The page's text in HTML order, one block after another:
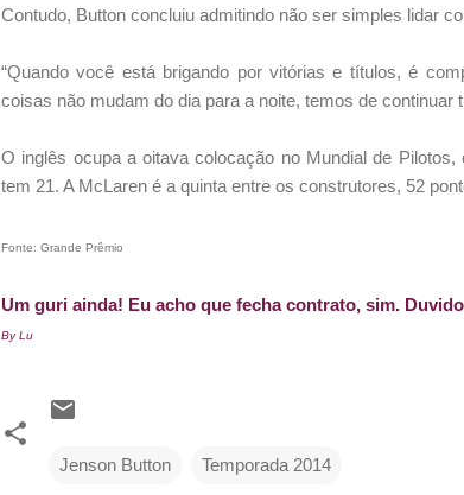
Contudo, Button concluiu admitindo não ser simples lidar
“Quando você está brigando por vitórias e títulos, é
coisas não mudam do dia para a noite, temos de continuar
O inglês ocupa a oitava colocação no Mundial de
tem 21. A McLaren é a quinta entre os construtores, 52
Fonte: Grande Prêmio
Um guri ainda! Eu acho que fecha contrato, sim.
By Lu
Jenson Button Temporada 2014